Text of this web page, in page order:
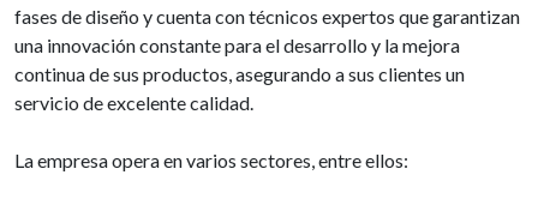
fases de diseño y cuenta con técnicos expertos que garantizan
una innovación constante para el desarrollo y la mejora
continua de sus productos, asegurando a sus clientes un
servicio de excelente calidad.
La empresa opera en varios sectores, entre ellos: